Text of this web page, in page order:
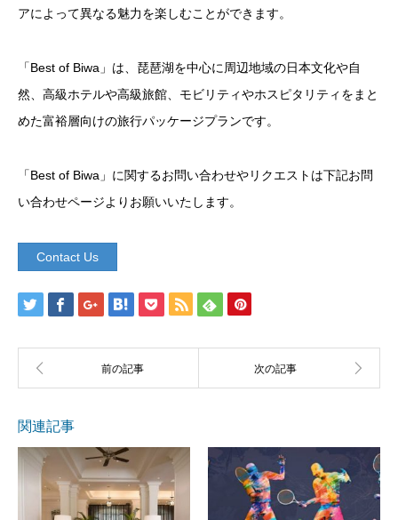
アによって異なる魅力を楽しむことができます。
「Best of Biwa」は、琵琶湖を中心に周辺地域の日本文化や自
然、高級ホテルや高級旅館、モビリティやホスピタリティをまと
めた富裕層向けの旅行パッケージプランです。
「Best of Biwa」に関するお問い合わせやリクエストは下記お問
い合わせページよりお願いいたします。
Contact Us
関連記事